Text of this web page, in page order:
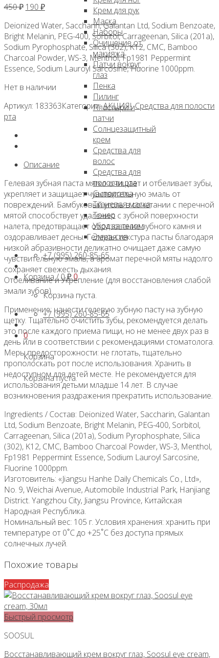
Крем для рук
Маска
Наборы
Очищение от
макияжа
Патчи вокруг
глаз
Пенка
Пилинг
Пластыри и
патчи
Солнцезащитный
крем
Средства для
волос
Средства для
полости рта
Сыворотка
Тканевая маска
Тонер
Уход за телом
Эмульсия
+7 (995) 260-85-65
Корзина / 0₽0
Корзина пуста.
+7 (995) 260-85-65
0
Корзина
Корзина пуста.
450₽ Первоначальная
составляла
450 ₽.
190 ₽Текущая
190 ₽.
Deionized Water, Saccharin, Galantan Ltd, Sodium Benzoate,
Bright Melanin, PEG-400, Sorbitol, Carrageenan, Silica (201a),
Sodium Pyrophosphate, Silica (302), K12, CMC, Bamboo
Charcoal Powder, WS-3, Menthol, Fp1981 Peppermint
Essence, Sodium Lauroyl Sarcosine, Fluorine 1000ppm.
Нет в наличии
Артикул: 183363Категории:АКЦИЯ!,Средства для полости
рта
Описание
Гелевая зубная паста мягко очищает и отбеливает зубы,
укрепляет и защищает чувствительную эмаль от
повреждений. Бамбуковый уголь в сочетании с перечной
мятой способствует удалению с зубной поверхности
налета, предотвращает образование зубного камня и
оздоравливает десны. Гелевая текстура пасты благодаря
низкой абразивности деликатно очищает даже самую
чувствительную эмаль, а аромат перечной мяты надолго
сохраняет свежесть дыхания.
Отбеливание и Укрепление (для восстановления слабой
эмали зубов).
Применение: нанести гелевую зубную пасту на зубную
щетку. Тщательно очистить зубы, рекомендуется делать
это после каждого приема пищи, но не менее двух раз в
день или в соответствии с рекомендациями стоматолога.
Меры предосторожности: не глотать, тщательно
прополоскать рот после использования. Хранить в
недоступном для детей месте. Не рекомендуется для
использования детьми младше 14 лет. В случае
возникновения раздражения прекратить использование.
Ingredients / Состав: Deionized Water, Saccharin, Galantan
Ltd, Sodium Benzoate, Bright Melanin, PEG-400, Sorbitol,
Carrageenan, Silica (201a), Sodium Pyrophosphate, Silica
(302), K12, CMC, Bamboo Charcoal Powder, WS-3, Menthol,
Fp1981 Peppermint Essence, Sodium Lauroyl Sarcosine,
Fluorine 1000ppm.
Изготовитель: «Jiangsu Hanhe Daily Chemicals Co., Ltd»,
No. 9, Weichai Avenue, Automobile Industrial Park, Hanjiang
District. Yangzhou City, Jiangsu Province, Китайская
Народная Республика.
Номинальный вес: 105 г. Условия хранения: хранить при
температуре от 0˚С до +25˚С без доступа прямых
солнечных лучей.
Похожие товары
Распродажа
Быстрый просмотр
SOOSUL
Восстанавливающий крем вокруг глаз, Soosul eye cream,